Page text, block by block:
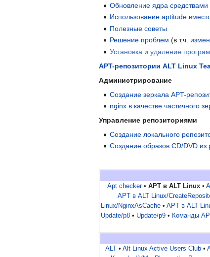
Обновление ядра средствами
Использование aptitude
Полезные советы
Решение проблем (в т.ч.
Установка и удаление
APT-репозитории ALT Linux
Администрирование
Создание зеркала APT-
nginx в качестве частичного
Управление репозиториями
Создание локального
Создание образов CD/DVD из
Apt checker• APT в ALT Linux•
APT в ALT Linux/
Linux/NginxAsCache• APT в ALT
Update/p8• Update/p9• Команды
ALT • Alt Linux Active Users Club •